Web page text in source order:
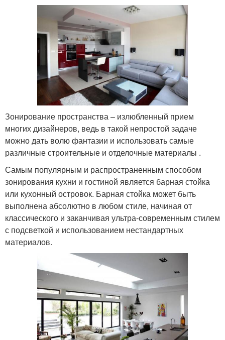
Зонирование пространства – излюбленный прием
многих дизайнеров, ведь в такой непростой задаче
можно дать волю фантазии и использовать самые
различные строительные и отделочные материалы .
Самым популярным и распространенным способом
зонирования кухни и гостиной является барная стойка
или кухонный островок. Барная стойка может быть
выполнена абсолютно в любом стиле, начиная от
классического и заканчивая ультра-современным стилем
с подсветкой и использованием нестандартных
материалов.